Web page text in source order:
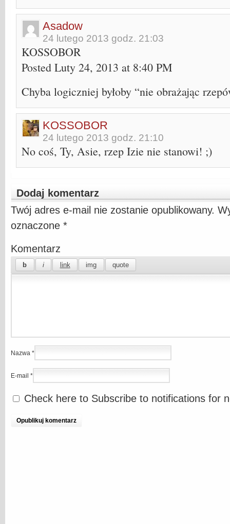
Asadow
24 lutego 2013 godz. 21:03
KOSSOBOR
Posted Luty 24, 2013 at 8:40 PM
Chyba logiczniej byłoby “nie obrażając
KOSSOBOR
24 lutego 2013 godz. 21:10
No coś, Ty, Asie, rzep Izie nie stanowi! ;)
Dodaj komentarz
Twój adres e-mail nie zostanie opublikowany.
oznaczone *
Komentarz
Nazwa *
E-mail *
Check here to Subscribe to notifications for